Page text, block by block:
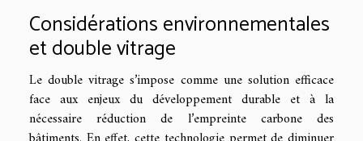
Considérations environnementales
et double vitrage
Le double vitrage s’impose comme une solution efficace
face aux enjeux du développement durable et à la
nécessaire réduction de l’empreinte carbone des